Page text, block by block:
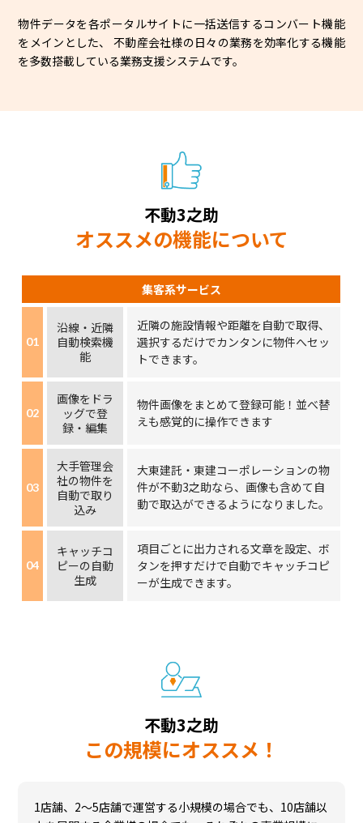
物件データを各ポータルサイトに一括送信するコンバート機能
をメインとした、 不動産会社様の日々の業務を効率化する機能
を多数搭載している業務支援システムです。
不動3之助
オススメの機能について
集客系サービス
01
沿線・近隣
自動検索機
能
近隣の施設情報や距離を自動で取得、
選択するだけでカンタンに物件へセッ
トできます。
02
画像をドラ
ッグで登
録・編集
物件画像をまとめて登録可能！並べ替
えも感覚的に操作できます
03
大手管理会
社の物件を
自動で取り
込み
大東建託・東建コーポレーションの物
件が不動3之助なら、画像も含めて自
動で取込ができるようになりました。
04
キャッチコ
ピーの自動
生成
項目ごとに出力される文章を設定、ボ
タンを押すだけで自動でキャッチコピ
ーが生成できます。
不動3之助
この規模にオススメ！
1店舗、2～5店舗で運営する小規模の場合でも、10店舗以